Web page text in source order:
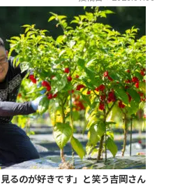
見るのが好きです」と笑う吉岡さん